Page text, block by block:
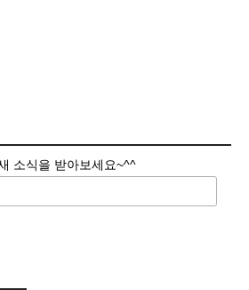
소식을 받아보세요~^^